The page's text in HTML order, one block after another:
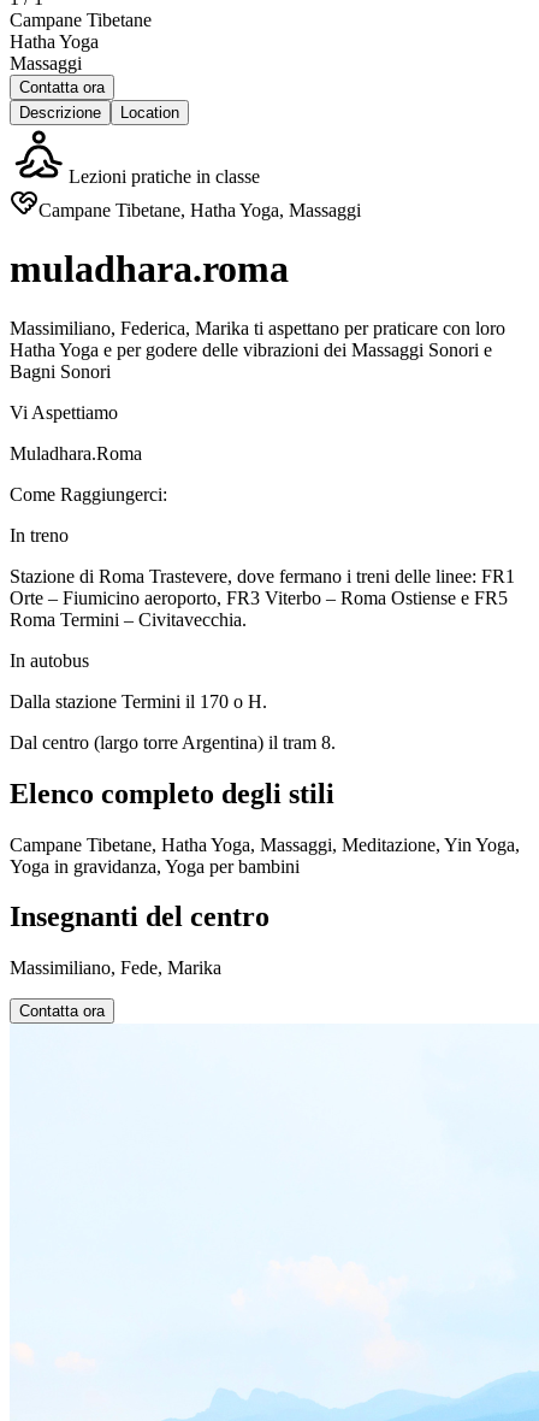
Campane Tibetane
Hatha Yoga
Massaggi
Contatta ora
Descrizione
Location
Lezioni pratiche in classe
Campane Tibetane, Hatha Yoga, Massaggi
muladhara.roma
Massimiliano, Federica, Marika ti aspettano per praticare con loro
Hatha Yoga e per godere delle vibrazioni dei Massaggi Sonori e
Bagni Sonori
Vi Aspettiamo
Muladhara.Roma
Come Raggiungerci:
In treno
Stazione di Roma Trastevere, dove fermano i treni delle linee: FR1
Orte – Fiumicino aeroporto, FR3 Viterbo – Roma Ostiense e FR5
Roma Termini – Civitavecchia.
In autobus
Dalla stazione Termini il 170 o H.
Dal centro (largo torre Argentina) il tram 8.
Elenco completo degli stili
Campane Tibetane, Hatha Yoga, Massaggi, Meditazione, Yin Yoga,
Yoga in gravidanza, Yoga per bambini
Insegnanti del centro
Massimiliano, Fede, Marika
Contatta ora